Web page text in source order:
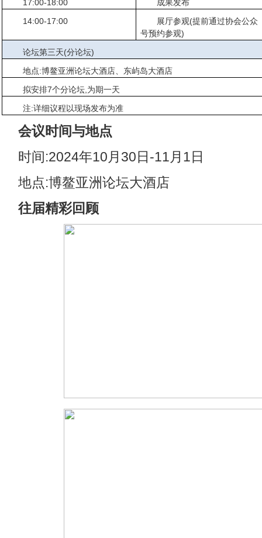
17:00-18:00
成果发布
14:00-17:00
展厅参观(提前通过协会公众
号预约参观)
论坛第三天(分论坛)
地点:博鳌亚洲论坛大酒店、东屿岛大酒店
拟安排7个分论坛,为期一天
注:详细议程以现场发布为准
会议时间与地点
时间:2024年10月30日-11月1日
地点:博鳌亚洲论坛大酒店
往届精彩回顾